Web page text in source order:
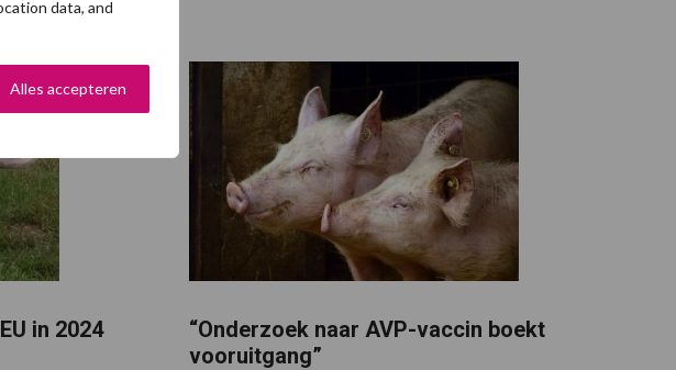
data, and
Alles accepteren
in 2024
“Onderzoek naar AVP-vaccin boekt
vooruitgang”